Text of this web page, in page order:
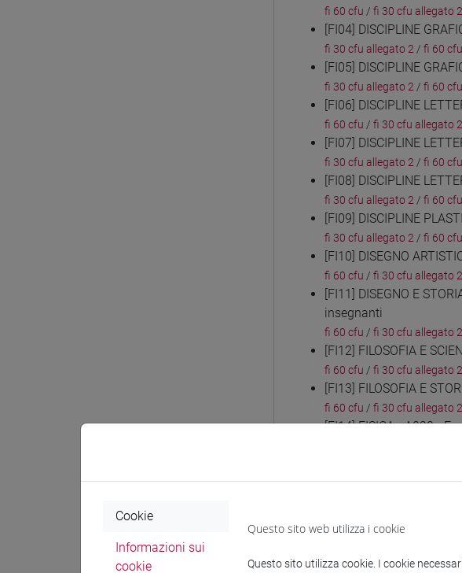
fi 60 cfu / fi 30 cfu allegato 2
[FI04] DISCIPLINE
fi 30 cfu allegato 2 / fi 60 cfu
[FI05] DISCIPLINE
fi 30 cfu allegato 2 / fi 60 cfu
[FI06] DISCIPLINE
fi 60 cfu / fi 30 cfu allegato 2
[FI07] DISCIPLINE
fi 30 cfu allegato 2 / fi 60 cfu
[FI08] DISCIPLINE
fi 30 cfu allegato 2 / fi 60 cfu
[FI09] DISCIPLINE
fi 30 cfu allegato 2 / fi 60 cfu
[FI10] DISEGNO
fi 60 cfu / fi 30 cfu allegato 2
[FI11] DISEGNO E
insegnanti
fi 60 cfu / fi 30 cfu allegato 2
[FI12] FILOSOFIA E
fi 60 cfu / fi 30 cfu allegato 2
[FI13] FILOSOFIA E
fi 60 cfu / fi 30 cfu allegato 2
[FI14] FISICA - A020 -
[FI15] GEOGRAFIA -
fi 60 cfu/fi 30 cfu allegato 2
[FI16] ITALIANO,
fi 60 cfu/ fi 30 cfu allegato 2
Cookie
Informazioni sui
cookie
Questo sito web utilizza i cookie
Questo sito utilizza cookie. I cookie